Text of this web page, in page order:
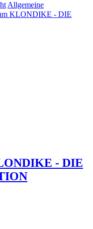
Allgemeine
KLONDIKE - DIE
- DIE